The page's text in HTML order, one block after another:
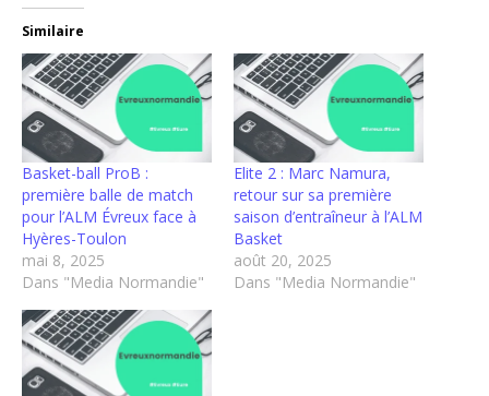
Similaire
Basket-ball ProB :
première balle de match
pour l’ALM Évreux face à
Hyères-Toulon
mai 8, 2025
Dans "Media Normandie"
Elite 2 : Marc Namura,
retour sur sa première
saison d’entraîneur à l’ALM
Basket
août 20, 2025
Dans "Media Normandie"